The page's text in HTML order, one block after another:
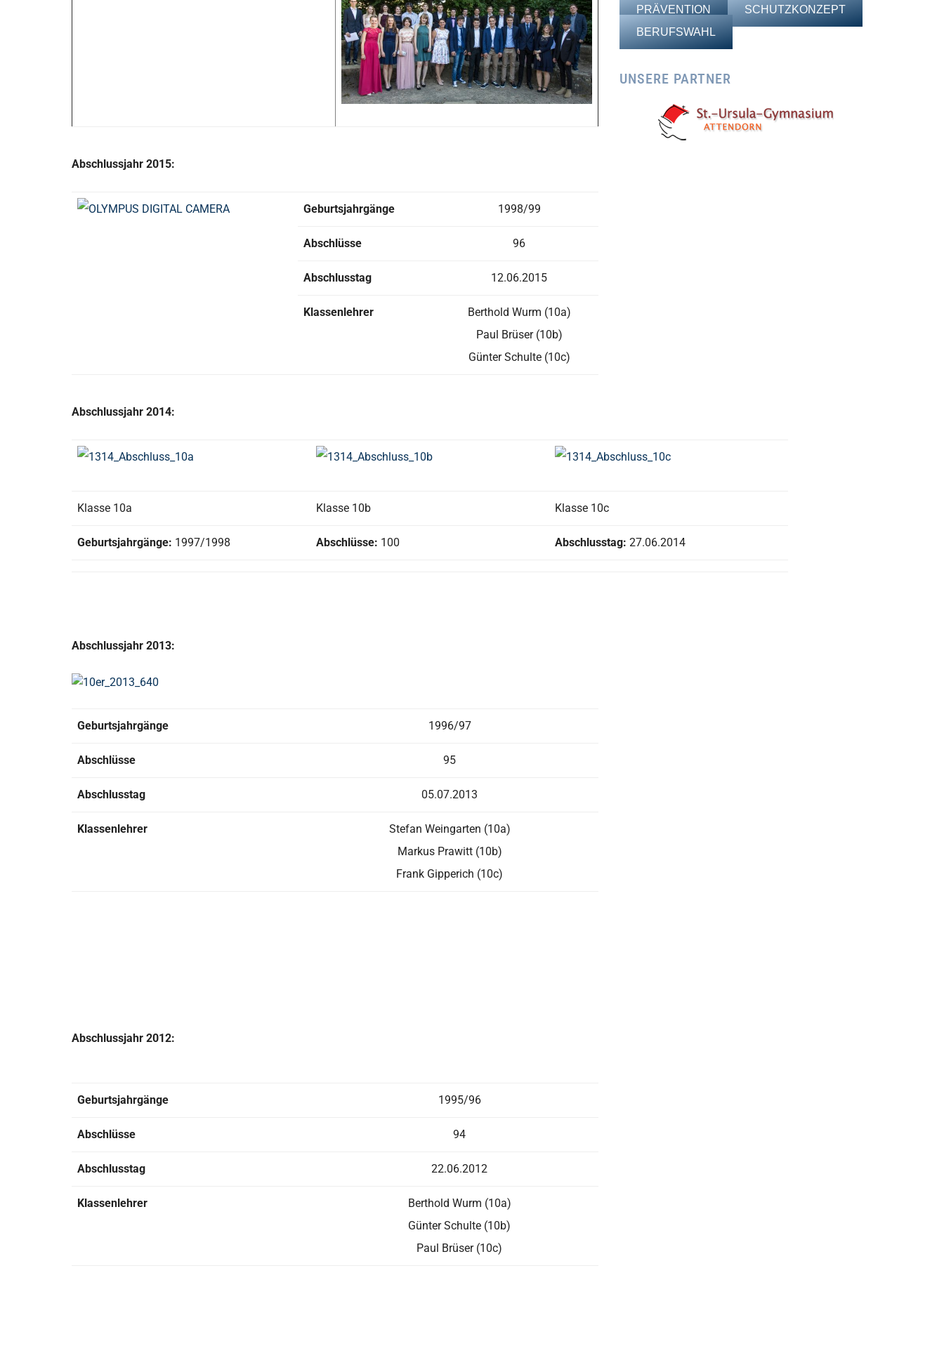
Abschlussjahr 2015:
Geburtsjahrgänge 1998/99
Abschlüsse 96
Abschlusstag 12.06.2015
Klassenlehrer
Berthold Wurm (10a)
Paul Brüser (10b)
Günter Schulte (10c)
Abschlussjahr 2014:
Klasse 10a Klasse 10b Klasse 10c
Geburtsjahrgänge: 1997/1998 Abschlüsse: 100 Abschlusstag: 27.06.2014
Abschlussjahr 2013:
Geburtsjahrgänge 1996/97
Abschlüsse 95
Abschlusstag 05.07.2013
Klassenlehrer
Stefan Weingarten (10a)
Markus Prawitt (10b)
Frank Gipperich (10c)
Abschlussjahr 2012:
Geburtsjahrgänge 1995/96
Abschlüsse 94
Abschlusstag 22.06.2012
Klassenlehrer
Berthold Wurm (10a)
Günter Schulte (10b)
Paul Brüser (10c)
PRÄVENTION
SCHUTZKONZEPT
BERUFSWAHL
UNSERE PARTNER